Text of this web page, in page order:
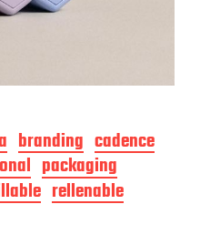
branding cadence
packaging
rellenable